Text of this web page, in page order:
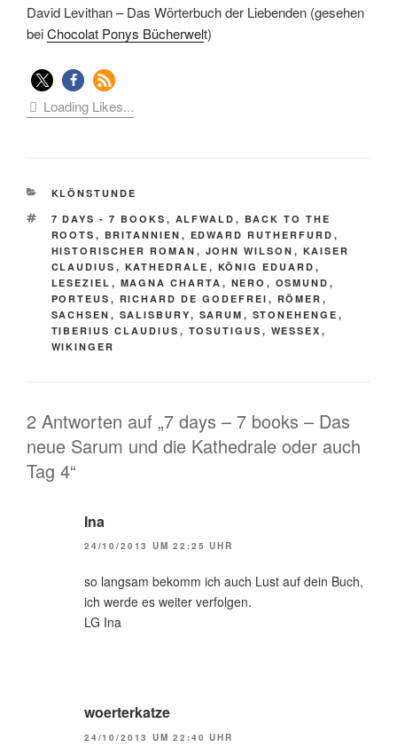
David Levithan – Das Wörterbuch der Liebenden (gesehen
beiChocolat Ponys Bücherwelt)
Loading Likes...
KATEGORIEN
KLÖNSTUNDE
SCHLAGWÖRTER
7 DAYS - 7 BOOKS , ALFWALD , BACK TO THE
ROOTS , BRITANNIEN , EDWARD RUTHERFURD ,
HISTORISCHER ROMAN , JOHN WILSON , KAISER
CLAUDIUS , KATHEDRALE , KÖNIG EDUARD ,
LESEZIEL , MAGNA CHARTA , NERO , OSMUND ,
PORTEUS , RICHARD DE GODEFREI , RÖMER ,
SACHSEN , SALISBURY, SARUM , STONEHENGE ,
TIBERIUS CLAUDIUS , TOSUTIGUS , WESSEX ,
WIKINGER
2 Antworten auf „7 days – 7 books – Das
neue Sarum und die Kathedrale oder auch
Tag 4“
Ina
24/10/2013 UM 22:25 UHR
so langsam bekomm ich auch Lust auf dein Buch,
ich werde es weiter verfolgen.
LG Ina
woerterkatze
24/10/2013 UM 22:40 UHR